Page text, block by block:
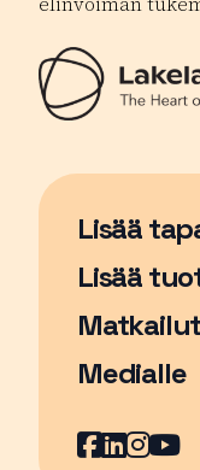
Lisää
Sivu
Lisää
Medialle
Facebook
Sivu
LinkedIn
Sivu
Sivu